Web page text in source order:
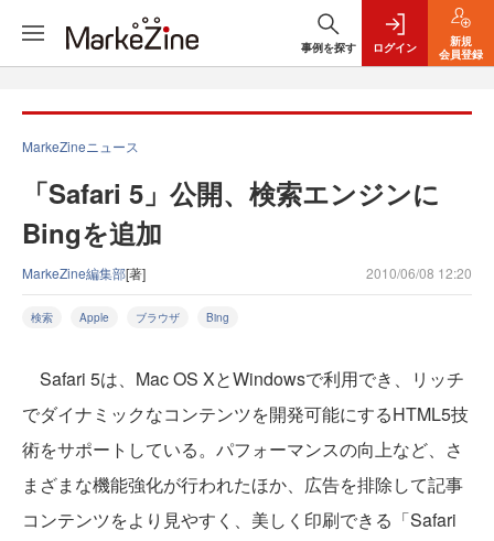
事例を探す ログイン
新規
会員登録
MarkeZineニュース
「Safari 5」公開、検索エンジンに
Bingを追加
MarkeZine編集部[著] 2010/06/08 12:20
検索 Apple ブラウザ Bing
Safari 5は、Mac OS XとWindowsで利用でき、リッチ
でダイナミックなコンテンツを開発可能にするHTML5技
術をサポートしている。パフォーマンスの向上など、さ
まざまな機能強化が行われたほか、広告を排除して記事
コンテンツをより見やすく、美しく印刷できる「Safari